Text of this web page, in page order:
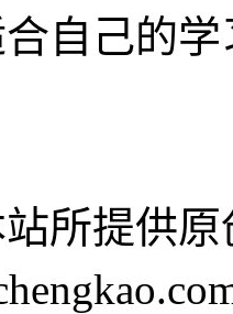
自己的
所提供